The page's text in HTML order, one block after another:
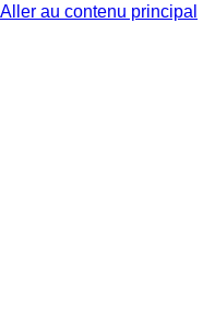
Aller au contenu principal